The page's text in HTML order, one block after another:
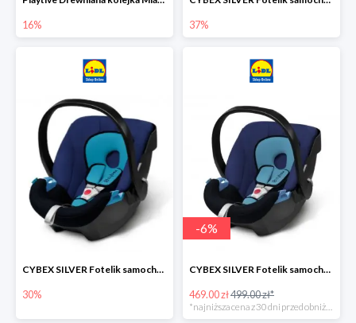
16% 37%
CYBEX SILVER Fotelik samochodowy -30%
30%
-6%
CYBEX SILVER Fotelik samochodowy + dostawa gratis!
469.00 zł499.00 zł*
*najniższa cena z 30 dni przed obniżką